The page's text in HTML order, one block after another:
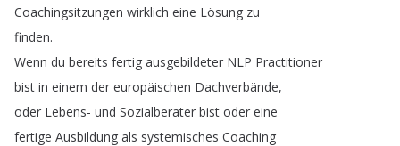
Coachingsitzungen wirklich eine Lösung zu
finden.
Wenn du bereits fertig ausgebildeter NLP Practitioner
bist in einem der europäischen Dachverbände,
oder Lebens- und Sozialberater bist oder eine
fertige Ausbildung als systemisches Coaching